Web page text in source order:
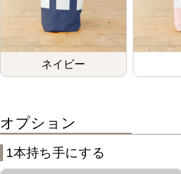
ネイビー
オプション
1本持ち手にする